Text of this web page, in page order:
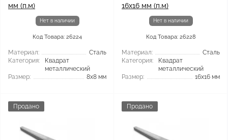
мм (п.м)
Нет в наличии
Код Товара: 26224
Материал:
Сталь
Категория:
Квадрат
металлический
Размер:
8x8 мм
16x16 мм (п.м)
Нет в наличии
Код Товара: 26228
Материал:
Сталь
Категория:
Квадрат
металлический
Размер:
16x16 мм
Продано Продано